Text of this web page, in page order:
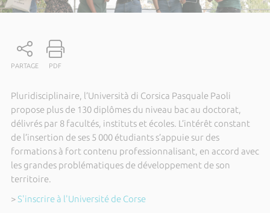
PARTAGE PDF
Pluridisciplinaire, l’Università di Corsica Pasquale Paoli
propose plus de 130 diplômes du niveau bac au doctorat,
délivrés par 8 facultés, instituts et écoles. L’intérêt constant
de l’insertion de ses 5 000 étudiants s’appuie sur des
formations à fort contenu professionnalisant, en accord avec
les grandes problématiques de développement de son
territoire.
> S'inscrire à l'Université de Corse